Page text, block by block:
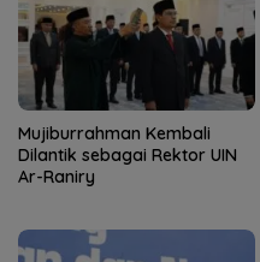
Mujiburrahman Kembali
Dilantik sebagai Rektor UIN
Ar-Raniry